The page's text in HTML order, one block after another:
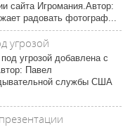
сайта Игромания.Автор:
радовать фотограф...
угрозой
угрозой добавлена с
Павел
службы США